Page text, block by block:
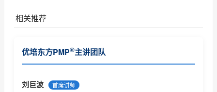
相关推荐
优培东方PMP®主讲团队
刘巨波 首席讲师